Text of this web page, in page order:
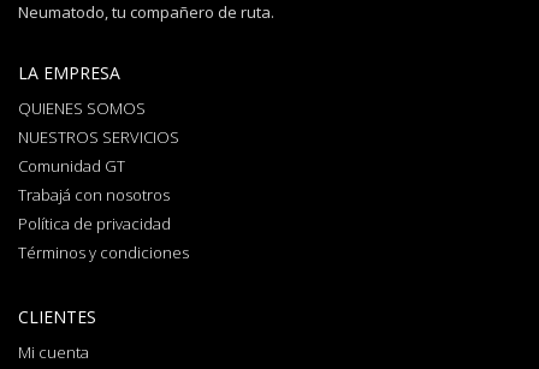
Neumatodo, tu compañero de ruta.
LA EMPRESA
QUIENES SOMOS
NUESTROS SERVICIOS
Comunidad GT
Trabajá con nosotros
Política de privacidad
Términos y condiciones
CLIENTES
Mi cuenta